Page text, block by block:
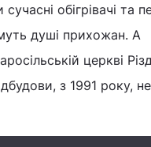
обігрівачі та
душі прихожан. А
церкві
з 1991 року,